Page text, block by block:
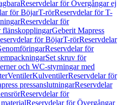
Reservdelar för Övergångar ej
för BöjarT-rörReservdelar för T-
Reservdelar för
flänskopplingarGeberit Mapress
för BöjarT-rörReservdelar
Reservdelar för
Set skruv för
och WC-styrningar med
VentilerKulventilerReservdelar för
pressanslutningarReservdelar
Reservdelar för
Reservdelar för Övergångar